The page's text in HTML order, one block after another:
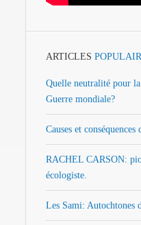
ARTICLES
Quelle neutralité pour
Guerre mondiale?
Causes et
RACHEL CARSON:
écologiste.
Les Sami: Autochtones